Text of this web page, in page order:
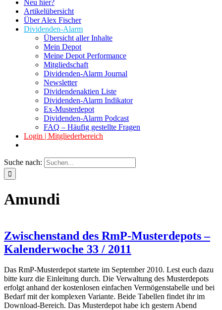
Neu hier?
Artikelübersicht
Über Alex Fischer
Dividenden-Alarm
Übersicht aller Inhalte
Mein Depot
Meine Depot Performance
Mitgliedschaft
Dividenden-Alarm Journal
Newsletter
Dividendenaktien Liste
Dividenden-Alarm Indikator
Ex-Musterdepot
Dividenden-Alarm Podcast
FAQ – Häufig gestellte Fragen
Login | Mitgliederbereich
Suche nach:
Amundi
Zwischenstand des RmP-Musterdepots –
Kalenderwoche 33 / 2011
Das RmP-Musterdepot startete im September 2010. Lest euch dazu
bitte kurz die Einleitung durch. Die Verwaltung des Musterdepots
erfolgt anhand der kostenlosen einfachen Vermögenstabelle und bei
Bedarf mit der komplexen Variante. Beide Tabellen findet ihr im
Download-Bereich. Das Musterdepot habe ich gestern Abend